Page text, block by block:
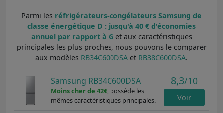
Parmi les réfrigérateurs-congélateurs Samsung de
classe énergétique D : jusqu'à 40 € d'économies
annuel par rapport à Get aux caractéristiques
principales les plus proches, nous pouvons le comparer
aux modèles RB34C600DSA et RB38C600DSA.
Samsung RB34C600DSA
Moins cher de 42€, possède les
mêmes caractéristiques principales.
8,3/10
Voir